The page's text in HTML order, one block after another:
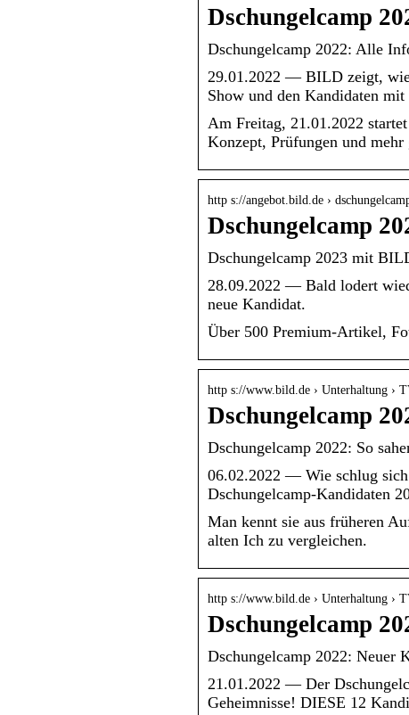
Dschungelcamp
Dschungelcamp 2022: Alle
29.01.2022 — BILD zeigt, wie
Show und den Kandidaten
Am Freitag, 21.01.2022
Konzept, Prüfungen und mehr
http s://angebot.bild.de ›
Dschungelcamp
Dschungelcamp 2023 mit
28.09.2022 — Bald lodert
neue Kandidat.
Über 500 Premium-Artikel,
http s://www.bild.de › Unterhaltung ›
Dschungelcamp
Dschungelcamp 2022: So
06.02.2022 — Wie schlug
Dschungelcamp-Kandidaten
Man kennt sie aus früheren
alten Ich zu vergleichen.
http s://www.bild.de › Unterhaltung ›
Dschungelcamp
Dschungelcamp 2022:
21.01.2022 — Der
Geheimnisse! DIESE 12